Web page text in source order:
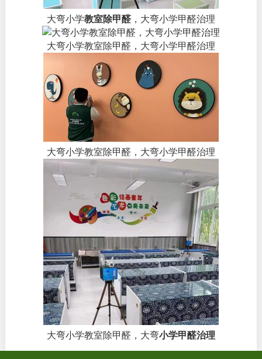
大弯小学教室除甲醛，大弯小学甲醛治理
大弯小学教室除甲醛，大弯小学甲醛治理
大弯小学教室除甲醛，大弯小学甲醛治理
大弯小学教室除甲醛，大弯小学甲醛治理